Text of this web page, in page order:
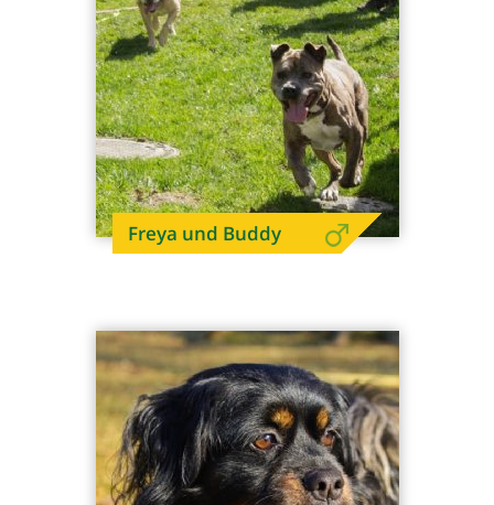
Freya und Buddy